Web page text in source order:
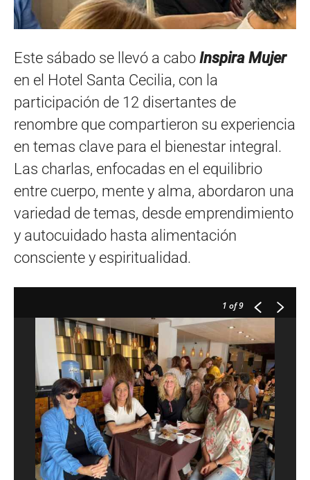
Este sábado se llevó a cabo Inspira Mujer
en el Hotel Santa Cecilia, con la
participación de 12 disertantes de
renombre que compartieron su experiencia
en temas clave para el bienestar integral.
Las charlas, enfocadas en el equilibrio
entre cuerpo, mente y alma, abordaron una
variedad de temas, desde emprendimiento
y autocuidado hasta alimentación
consciente y espiritualidad.
1 of 9